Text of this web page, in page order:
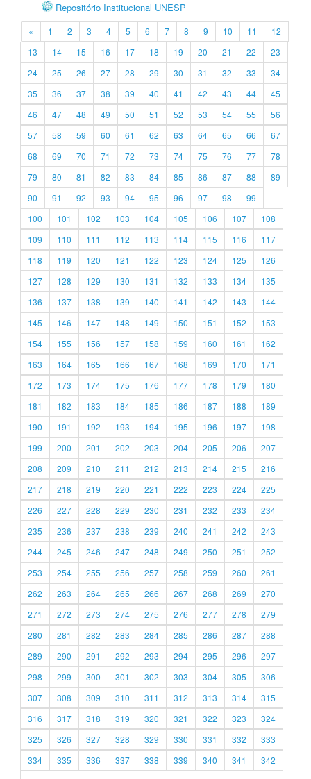
Repositório Institucional UNESP
« 1 2 3 4 5 6 7 8 9 10 11
12
13
14 15 16 17 18 19 20 21 22
23
24
25 26 27 28 29 30 31 32 33
34
35
36 37 38 39 40 41 42 43 44
45
46
47 48 49 50 51 52 53 54 55
56
57
58 59 60 61 62 63 64 65 66
67
68
69 70 71 72 73 74 75 76 77
78
79
80 81 82 83 84 85 86 87 88
89
90
91 92 93 94 95 96 97 98
99
100
101 102 103 104 105 106 107
108
109
110 111 112 113 114 115 116
117
118
119 120 121 122 123 124 125
126
127
128 129 130 131 132 133 134
135
136
137 138 139 140 141 142 143
144
145
146 147 148 149 150 151 152
153
154
155 156 157 158 159 160 161
162
163
164 165 166 167 168 169 170
171
172
173 174 175 176 177 178 179
180
181
182 183 184 185 186 187 188
189
190
191 192 193 194 195 196 197
198
199
200 201 202 203 204 205 206
207
208
209 210 211 212 213 214 215
216
217
218 219 220 221 222 223 224
225
226
227 228 229 230 231 232 233
234
235
236 237 238 239 240 241 242
243
244
245 246 247 248 249 250 251
252
253
254 255 256 257 258 259 260
261
262
263 264 265 266 267 268 269
270
271
272 273 274 275 276 277 278
279
280
281 282 283 284 285 286 287
288
289
290 291 292 293 294 295 296
297
298
299 300 301 302 303 304 305
306
307
308 309 310 311 312 313 314
315
316
317 318 319 320 321 322 323
324
325
326 327 328 329 330 331 332
333
334
335 336 337 338 339 340 341
342